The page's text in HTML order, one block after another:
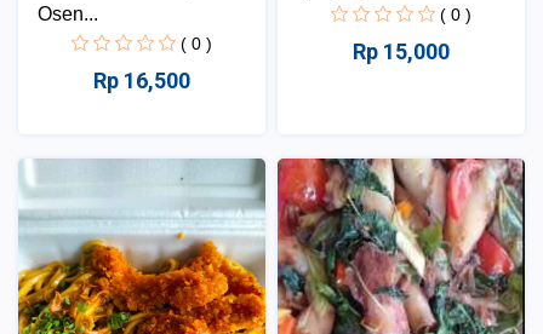
Osen...
( 0 )
Rp 16,500
( 0 )
Rp 15,000